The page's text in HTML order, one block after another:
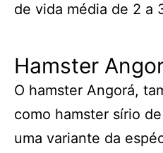
de vida média de 2 a
Hamster
O hamster Angorá,
como hamster sírio
uma variante da